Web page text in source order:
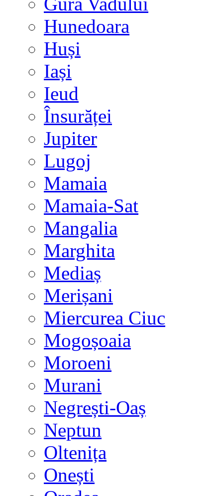
Hunedoara
Huși
Iași
Ieud
Însurăței
Jupiter
Lugoj
Mamaia
Mamaia-Sat
Mangalia
Marghita
Mediaș
Merișani
Miercurea Ciuc
Mogoșoaia
Moroeni
Murani
Negrești-Oaș
Neptun
Oltenița
Onești